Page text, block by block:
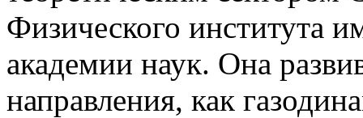
Физического института
академии наук. Она
направления, как